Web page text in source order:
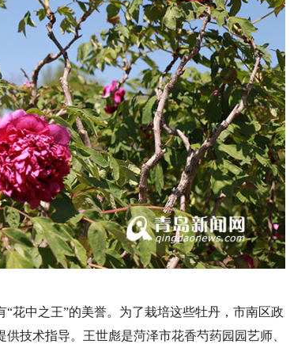
花中之王”的美誉。为了栽培这些牡丹，市南区政
技术指导。王世彪是菏泽市花香芍药园园艺师、